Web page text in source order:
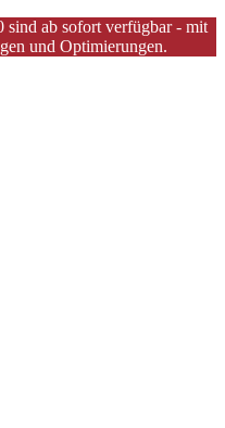
sind ab sofort verfügbar - mit
und Optimierungen.